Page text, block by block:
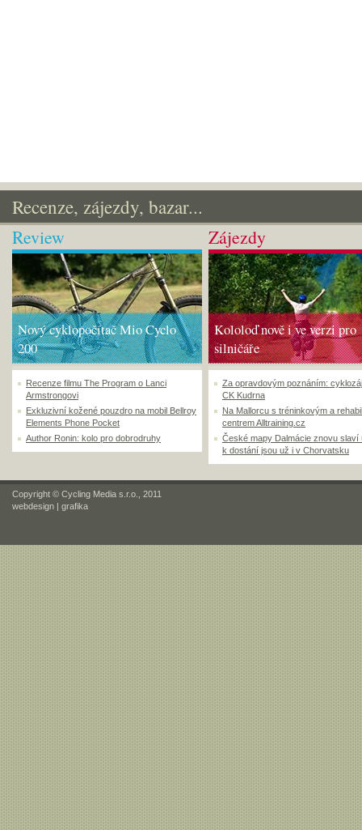
Recenze, zájezdy, bazar...
Review
Nový cyklopočítač Mio Cyclo
200
Recenze filmu The Program o Lanci
Armstrongovi
Exkluzivní kožené pouzdro na mobil Bellroy
Elements Phone Pocket
Author Ronin: kolo pro dobrodruhy
Zájezdy
Kololoď nově i ve verzi pro
silničáře
Za opravdovým poznáním:
CK Kudrna
Na Mallorcu s tréninkovým a
centrem Alltraining.cz
České mapy Dalmácie znovu slaví
k dostání jsou už i v Chorvatsku
Copyright © Cycling Media s.r.o., 2011
webdesign | grafika